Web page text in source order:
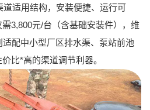
道适用结构，安装便捷、运行可
3,800元/台（含基础安装件）
，维
适配中小型厂区排水渠、泵站前池
比*高的渠道调节利器。